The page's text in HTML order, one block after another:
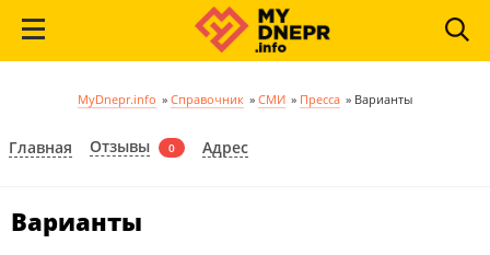
MyDnepr.info » Справочник » СМИ » Пресса » Варианты
Главная Отзывы 0 Адрес
Варианты